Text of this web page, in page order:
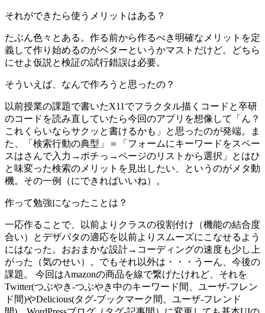
それができたら使うメリットはある？
たぶん色々とある。作る前から作るべき明確なメリットを定
義して作り始めるのがベターというかマストだけど。どちら
にせよ仮説と検証の試行錯誤は必要。
そういえば、なんで作ろうと思ったの？
以前授業の課題で書いたX11でフラクタル描くコードと卒研
のコードを読み直していたら今回のアプリを想像して「ん？
これくらいならサクッと書けるかも」と思ったのが発端。ま
た、「検索行動の典型」＝「フォームにキーワードをスペー
スはさんで入力→ポチっ→ページのリストから選択」とはひ
と味変った検索のメリットを見出したい、というのがメタ動
機。その一例（にできればいいね）。
作って勉強になったことは？
一応作ることで、以前よりクラスの役割付け（機能の結合度
合い）とデザパタの適応を以前よりスムーズにこなせるよう
にはなった。おおまかな設計→コーディングの速度も少し上
がった（気のせい）。でもそれ以外は・・・うーん、今後の
課題。 今回はAmazonの商品を線で繋げたけれど、それを
Twitter(つぶやき-つぶやき中のキーワード間、ユーザ-フレン
ド間)やDelicious(タグ-ブックマーク間、ユーザ-フレンド